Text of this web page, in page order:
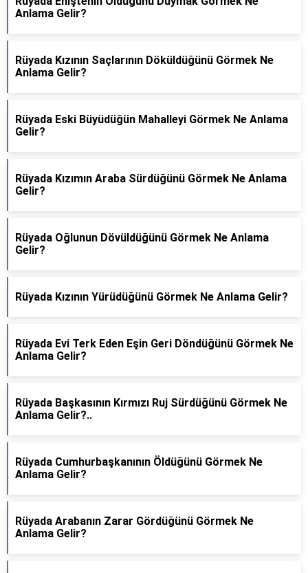
Anlama Gelir?
Rüyada Kızının Saçlarının Döküldüğünü Görmek Ne
Anlama Gelir?
Rüyada Eski Büyüdüğün Mahalleyi Görmek Ne Anlama
Gelir?
Rüyada Kızımın Araba Sürdüğünü Görmek Ne Anlama
Gelir?
Rüyada Oğlunun Dövüldüğünü Görmek Ne Anlama
Gelir?
Rüyada Kızının Yürüdüğünü Görmek Ne Anlama Gelir?
Rüyada Evi Terk Eden Eşin Geri Döndüğünü Görmek Ne
Anlama Gelir?
Rüyada Başkasının Kırmızı Ruj Sürdüğünü Görmek Ne
Anlama Gelir?..
Rüyada Cumhurbaşkanının Öldüğünü Görmek Ne
Anlama Gelir?
Rüyada Arabanın Zarar Gördüğünü Görmek Ne
Anlama Gelir?